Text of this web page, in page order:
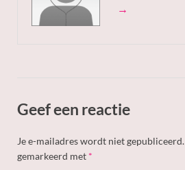
→
Geef een reactie
Je e-mailadres wordt niet gepubliceerd.
gemarkeerd met *